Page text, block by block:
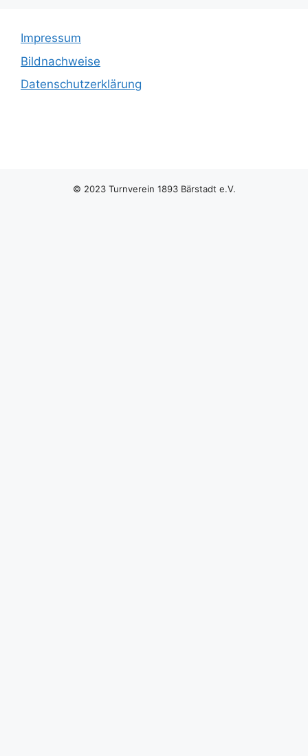
Impressum
Bildnachweise
Datenschutzerklärung
© 2023 Turnverein 1893 Bärstadt e.V.